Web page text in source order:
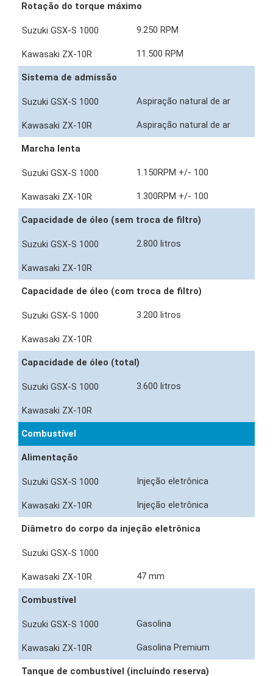
Rotação do torque máximo
9.250 RPM
11.500 RPM
Sistema de admissão
Aspiração natural de ar
Aspiração natural de ar
Marcha lenta
1.150RPM +/- 100
1.300RPM +/- 100
Capacidade de óleo (sem troca de filtro)
2.800 litros
Capacidade de óleo (com troca de filtro)
3.200 litros
Capacidade de óleo (total)
3.600 litros
Combustível
Alimentação
Injeção eletrônica
Injeção eletrônica
Diâmetro do corpo da injeção eletrônica
47 mm
Combustível
Gasolina
Gasolina Premium
Tanque de combustível (incluíndo reserva)